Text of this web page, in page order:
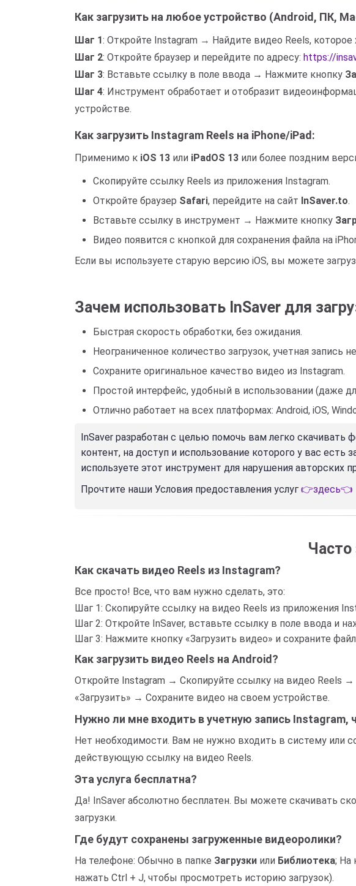
Как загрузить на любое устройство (Android, ПК,
Шаг 1: Откройте Instagram → Найдите видео Reels,
Шаг 2: Откройте браузер и перейдите по адресу: https://
Шаг 3: Вставьте ссылку в поле ввода → Нажмите кнопку
Шаг 4: Инструмент обработает и отобразит
устройстве.
Как загрузить Instagram Reels на iPhone/iPad:
Применимо к iOS 13 или iPadOS 13 или более поздним
Скопируйте ссылку Reels из приложения Instagram.
Откройте браузер Safari, перейдите на сайт InSaver.to.
Вставьте ссылку в инструмент → Нажмите кнопку
Видео появится с кнопкой для сохранения файла на
Если вы используете старую версию iOS, вы можете
Зачем использовать InSaver для
Быстрая скорость обработки, без ожидания.
Неограниченное количество загрузок, учетная запись
Сохраните оригинальное качество видео из Instagram.
Простой интерфейс, удобный в использовании (даже
Отлично работает на всех платформах: Android, iOS,
InSaver разработан с целью помочь вам легко
контент, на доступ и использование которого у вас
используете этот инструмент для нарушения авторских
Прочтите наши Условия предоставления услуг 👉здесь👈
Как скачать видео Reels из Instagram?
Все просто! Все, что вам нужно сделать, это:
Шаг 1: Скопируйте ссылку на видео Reels из приложения
Шаг 2: Откройте InSaver, вставьте ссылку в поле ввода и
Шаг 3: Нажмите кнопку «Загрузить видео» и сохраните
Как загрузить видео Reels на Android?
Откройте Instagram → Скопируйте ссылку на видео
«Загрузить» → Сохраните видео на своем устройстве.
Нужно ли мне входить в учетную запись Instagram,
Нет необходимости. Вам не нужно входить в систему или
действующую ссылку на видео Reels.
Эта услуга бесплатна?
Да! InSaver абсолютно бесплатен. Вы можете скачивать
загрузки.
Где будут сохранены загруженные видеоролики?
На телефоне: Обычно в папке Загрузки или Библиотека; На
нажать Ctrl + J, чтобы просмотреть историю загрузок).